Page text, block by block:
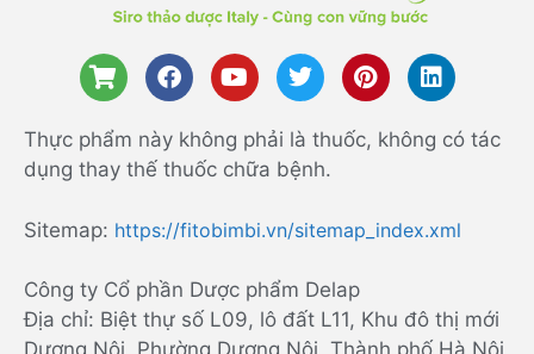
Thực phẩm này không phải là thuốc, không có tác
dụng thay thế thuốc chữa bệnh.
Sitemap: https://fitobimbi.vn/sitemap_index.xml
Công ty Cổ phần Dược phẩm Delap
Địa chỉ: Biệt thự số L09, lô đất L11, Khu đô thị mới
Dương Nội, Phường Dương Nội, Thành phố Hà Nội,